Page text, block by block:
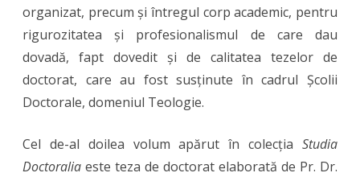
organizat, precum și întregul corp academic, pentru
rigurozitatea și profesionalismul de care dau
dovadă, fapt dovedit și de calitatea tezelor de
doctorat, care au fost susținute în cadrul Școlii
Doctorale, domeniul Teologie.
Cel de-al doilea volum apărut în colecția Studia
Doctoralia este teza de doctorat elaborată de Pr. Dr.